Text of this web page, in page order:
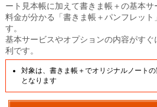
ート見本帳に加えて書きま帳＋の基本サ
料金が分かる「書きま帳＋パンフレット
す。
基本サービスやオプションの内容がす
利です。
対象は、書きま帳＋でオリジナルノート
となります